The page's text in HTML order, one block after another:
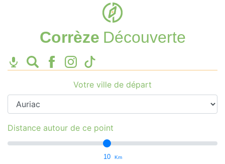
Corrèze Découverte
Votre ville de départ
Distance autour de ce point
10 Km